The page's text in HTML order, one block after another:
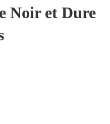
Noir et Dure